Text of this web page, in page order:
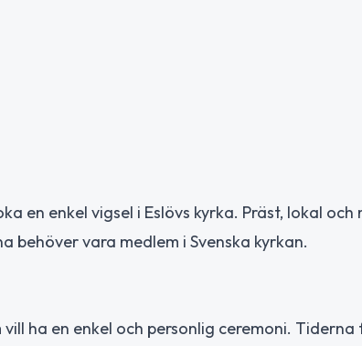
en enkel vigsel i Eslövs kyrka. Präst, lokal och
behöver vara medlem i Svenska kyrkan.
ha en enkel och personlig ceremoni.